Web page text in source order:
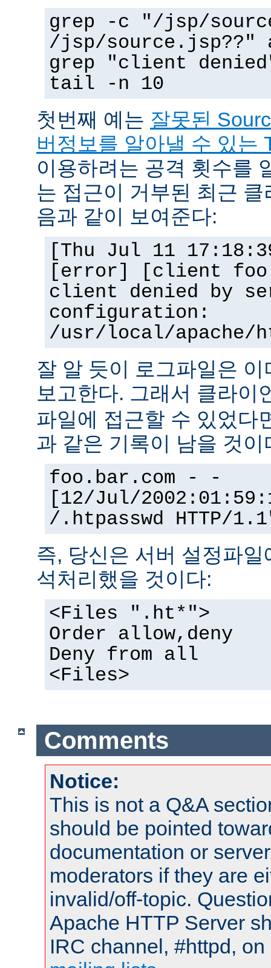
grep -c "/jsp/
/jsp/source.jsp??"
grep "client
tail -n 10
첫번째 예는 잘못된
버정보를 알아낼 수 있는
이용하려는 공격 횟수를
는 접근이 거부된 최근
음과 같이 보여준다:
[Thu Jul 11
[error] [client
client denied by
configuration:
/usr/local/apache/
잘 알 듯이 로그파일은
보고한다. 그래서 클라이
파일에 접근할 수 있었다
과 같은 기록이 남을 것이
foo.bar.com - -
[12/Jul/
/.htpasswd HTTP/
즉, 당신은 서버 설정파
석처리했을 것이다:
<Files ".ht*">
Order allow,deny
Deny from all
<Files>
Comments
Notice:
This is not a Q&A
should be pointed
documentation or
moderators if they are
invalid/off-topic.
Apache HTTP Server
IRC channel, #httpd,